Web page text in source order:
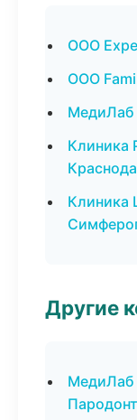
ООО
ООО
МедиЛаб
Клиника
Клиника
Другие
МедиЛаб